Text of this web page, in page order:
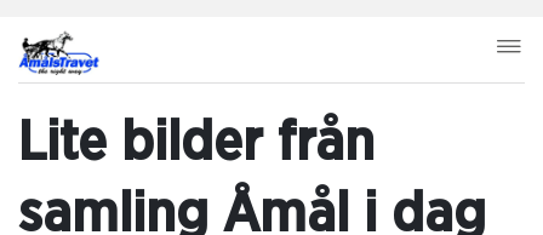
Lite bilder från
samling Åmål i dag